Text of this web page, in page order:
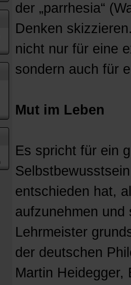
der „parrhesia“
Denken
nicht nur für eine
sondern auch für
Mut im Leben
Es spricht für ein
entschieden hat,
aufzunehmen
Lehrmeister
der deutschen
Martin Heidegger,